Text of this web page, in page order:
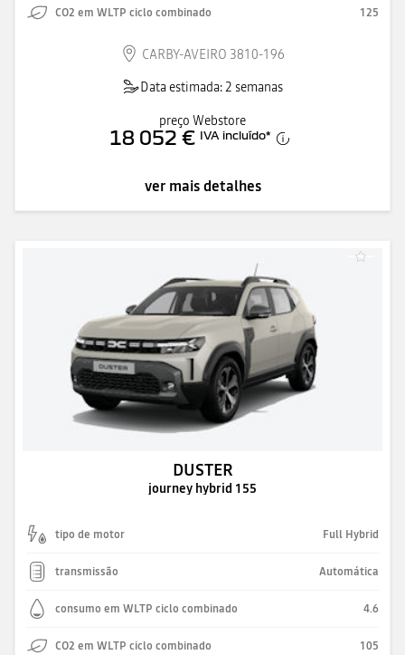
CO2 em WLTP ciclo combinado 125
CARBY-AVEIRO 3810-196
Data estimada: 2 semanas
preço Webstore
18 052 € IVA incluído*
ver mais detalhes
DUSTER
journey hybrid 155
tipo de motor Full Hybrid
transmissão Automática
consumo em WLTP ciclo combinado 4.6
CO2 em WLTP ciclo combinado 105